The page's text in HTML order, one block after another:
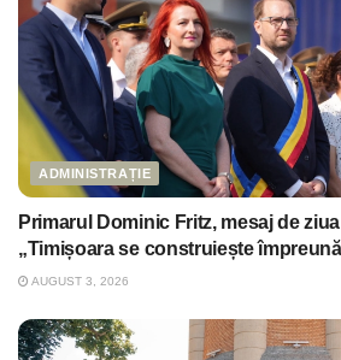
ADMINISTRAȚIE
Primarul Dominic Fritz, mesaj de
„Timișoara se construiește
AUGUST 3, 2026